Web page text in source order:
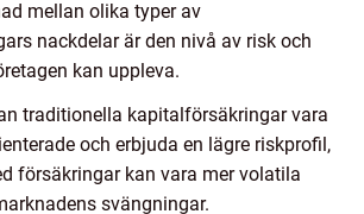
mellan olika typer av
nackdelar är den nivå av risk och
kan uppleva.
traditionella kapitalförsäkringar vara
och erbjuda en lägre riskprofil,
försäkringar kan vara mer volatila
svängningar.